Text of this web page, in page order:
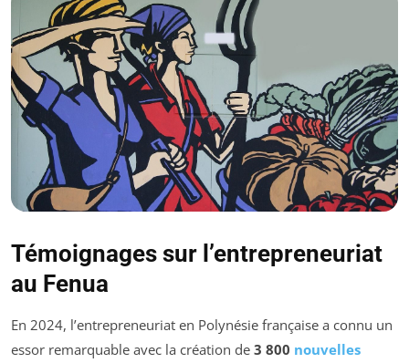
Témoignages sur l’entrepreneuriat
au Fenua
En 2024, l’entrepreneuriat en Polynésie française a connu un
essor remarquable avec la création de 3 800 nouvelles